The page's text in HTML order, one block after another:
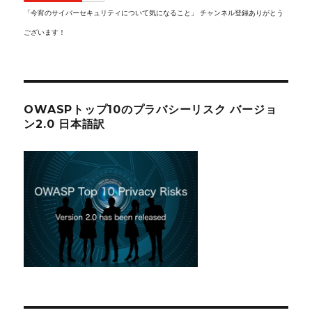
「今宵のサイバーセキュリティについて気になること」 チャンネル登録ありがとう
ございます！
OWASPトップ10のプラバシーリスク バージョ
ン2.0 日本語訳